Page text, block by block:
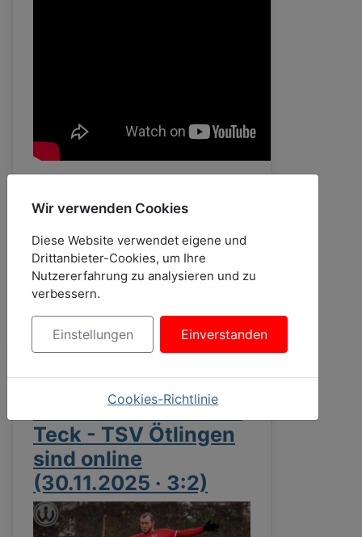
Geschrieben von:Blende Acht ·
Veröffentlicht: 01. Dezember
2025
Zugriffe: 462
Die Bilder vom Spiel
TSV Weilheim an der
Teck - TSV Ötlingen
sind online
(30.11.2025 · 3:2)
Wir verwenden Cookies
Diese Website verwendet eigene und
Drittanbieter-Cookies, um Ihre
Nutzererfahrung zu analysieren und zu
verbessern.
Einstellungen Einverstanden
Cookies-Richtlinie